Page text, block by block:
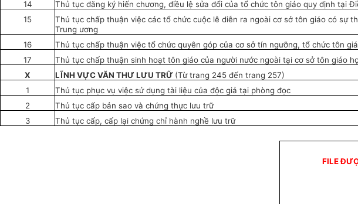
14
Thủ tục đăng ký hiến chương, điều lệ sửa đổi của tổ chức tôn giáo quy định tại
15
Thủ tục chấp thuận việc các tổ chức cuộc lễ diễn ra ngoài cơ sở tôn giáo có
Trung ương
16
Thủ tục chấp thuận việc tổ chức quyên góp của cơ sở tín ngưỡng, tổ chức tôn
17
Thủ tục chấp thuận sinh hoạt tôn giáo của người nước ngoài tại cơ sở tôn giáo
X
LĨNH VỰC VĂN THƯ LƯU TRỮ (Từ trang 245 đến trang 257)
1
Thủ tục phục vụ việc sử dụng tài liệu của độc giả tại phòng đọc
2
Thủ tục cấp bản sao và chứng thực lưu trữ
3
Thủ tục cấp, cấp lại chứng chỉ hành nghề lưu trữ
FILE